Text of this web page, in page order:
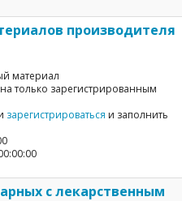
производителя
материал
только зарегистрированным
зарегистрироваться и заполнить
с лекарственным